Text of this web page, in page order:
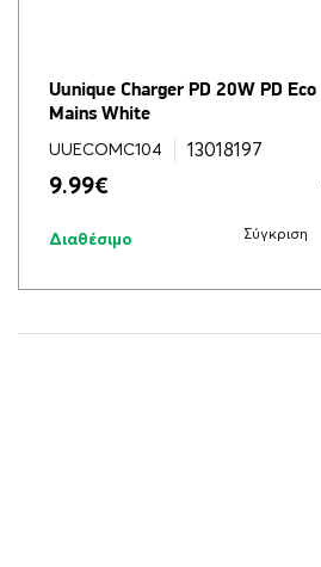
Uunique Charger PD 20W PD Eco
Mains White
UUECOMC104 13018197
9.99€
Διαθέσιμο Σύγκριση